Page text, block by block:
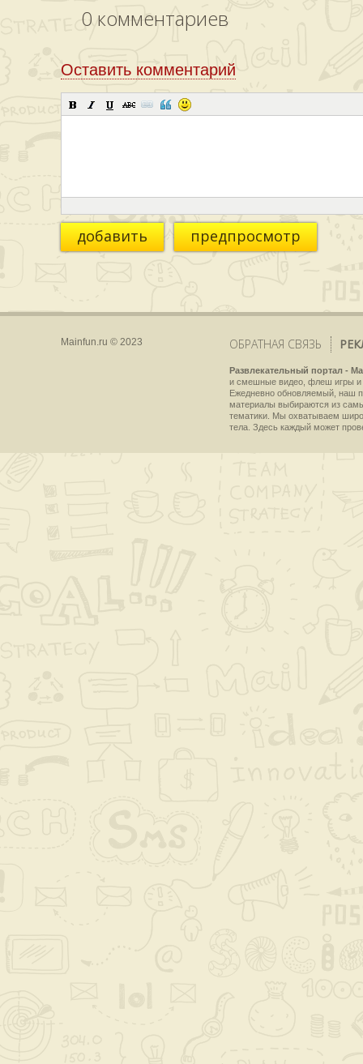
0 комментариев
Оставить комментарий
добавить предпросмотр
Mainfun.ru © 2023 ОБРАТНАЯ СВЯЗЬ
Развлекательный портал -
и смешные видео, флеш игры и
Ежедневно обновляемый, наш
материалы выбираются из
тематики. Мы охватываем
тела. Здесь каждый может